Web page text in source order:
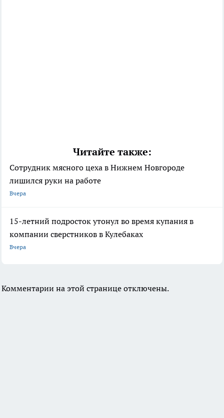
Читайте также:
Сотрудник мясного цеха в Нижнем Новгороде
лишился руки на работе
Вчера
15-летний подросток утонул во время купания в
компании сверстников в Кулебаках
Вчера
Комментарии на этой странице отключены.